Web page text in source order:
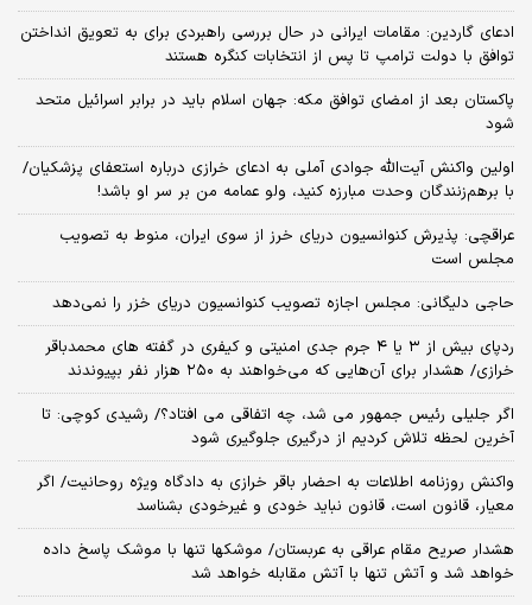
ادعای گاردین: مقامات ایرانی در حال بررسی راهبردی برای به تعویق انداختن
توافق با دولت ترامپ تا پس از انتخابات کنگره هستند
پاکستان بعد از امضای توافق مکه: جهان اسلام باید در برابر اسرائیل متحد
شود
اولین واکنش آیت‌الله جوادی آملی به ادعای خرازی درباره استعفای پزشکیان/
با برهم‌زنندگان وحدت مبارزه کنید، ولو عمامه من بر سر او باشد!
عراقچی: پذیرش کنوانسیون دریای خرز از سوی ایران، منوط به تصویب
مجلس است
حاجی دلیگانی: مجلس اجازه تصویب کنوانسیون دریای خزر را نمی‌دهد
ردپای بیش از ۳ یا ۴ جرم جدی امنیتی و کیفری در گفته های محمدباقر
خرازی/ هشدار برای آن‌هایی که می‌خواهند به ۲۵۰ هزار نفر بپیوندند
اگر جلیلی رئیس جمهور می شد، چه اتفاقی می افتاد؟/ رشیدی کوچی: تا
آخرین لحظه تلاش کردیم از درگیری جلوگیری شود
واکنش روزنامه اطلاعات به احضار باقر خرازی به دادگاه ویژه روحانیت/ اگر
معیار، قانون است، قانون نباید خودی و غیرخودی بشناسد
هشدار صریح مقام عراقی به عربستان/ موشکها تنها با موشک پاسخ داده
خواهد شد و آتش تنها با آتش مقابله خواهد شد